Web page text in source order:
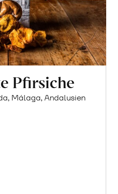
Pfirsiche
Málaga, Andalusien